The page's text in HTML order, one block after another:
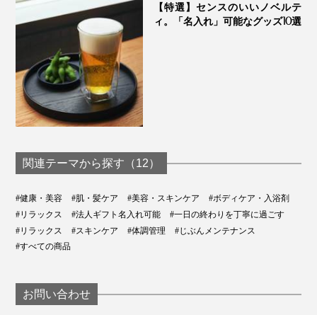
朝、髪を整えるついでに、仕事の合間に、寝る前に、い
つでもOK。特にお風呂上がりは、おすすめのブラッシ
ングタイムです。
毎日続けて、頭皮に向き合えば、場所によって硬さが違
ったり、体調による感触の変化にも気づくはず。
その原因を考えることが、自分をいたわることにつなが
ります。
【特選】センスのいいノベルテ
ィ。「名入れ」可能なグッズ10選
関連テーマから探す（12）
#健康・美容 #肌・髪ケア #美容・スキンケア
#ボディケア・入浴剤
#リラックス
#法人ギフト名入れ可能
#一日の終わりを丁寧に過ごす
#リラックス
#スキンケア #体調管理
#じぶんメンテナンス
#すべての商品
お問い合わせ